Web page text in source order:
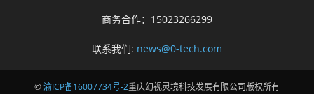
商务合作：15023266299
联系我们: news@0-tech.com
©渝ICP备16007734号-2重庆幻视灵境科技发展有限公司版权所有